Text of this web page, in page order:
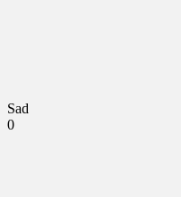
Sad
0